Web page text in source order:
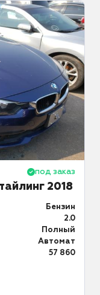
под заказ
2018
Бензин
2.0
Полный
Автомат
57 860